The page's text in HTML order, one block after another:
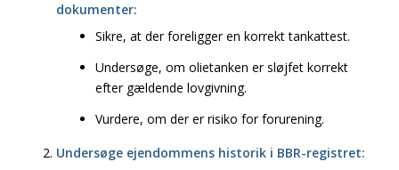
dokumenter:
Sikre, at der foreligger en korrekt tankattest.
Undersøge, om olietanken er sløjfet korrekt
efter gældende lovgivning.
Vurdere, om der er risiko for forurening.
Undersøge ejendommens historik i BBR-registret: